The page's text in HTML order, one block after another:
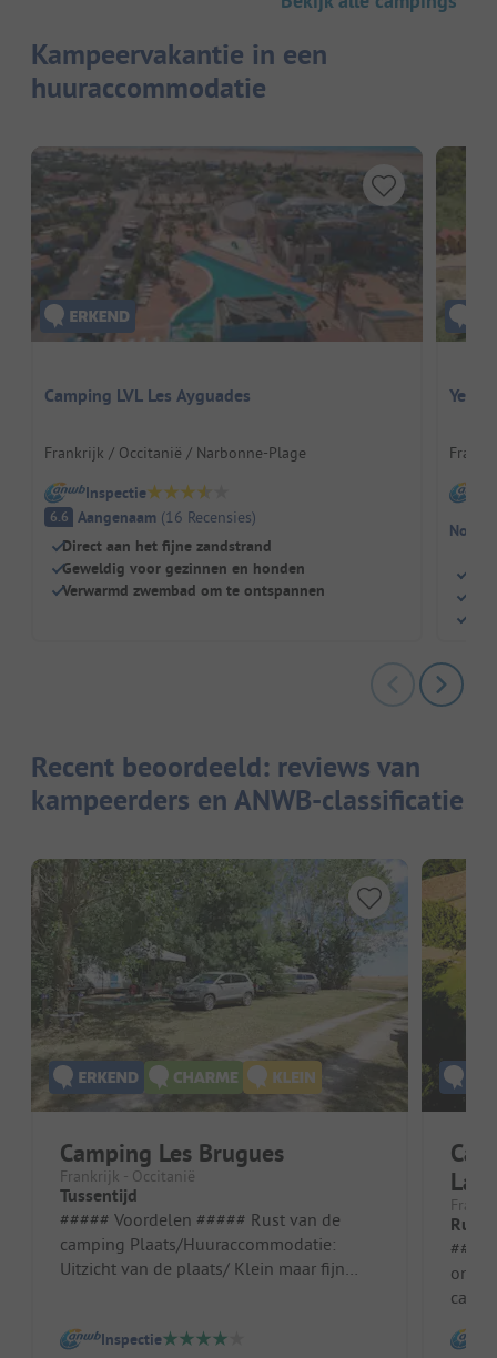
Kampeervakantie in een
huuraccommodatie
Camping LVL Les Ayguades
Frankrijk / Occitanië / Narbonne-Plage
Inspectie
6.6 Aangenaam (16 Recensies)
Direct aan het fijne zandstrand
Geweldig voor gezinnen en honden
Verwarmd zwembad om te ontspannen
Nog
Recent beoordeeld: reviews van
kampeerders en ANWB-classificatie
Camping Les Brugues
Frankrijk - Occitanië
Tussentijd
##### Voordelen ##### Rust van de
camping Plaats/Huuraccommodatie:
Uitzicht van de plaats/ Klein maar fijn
Inspectie
#####